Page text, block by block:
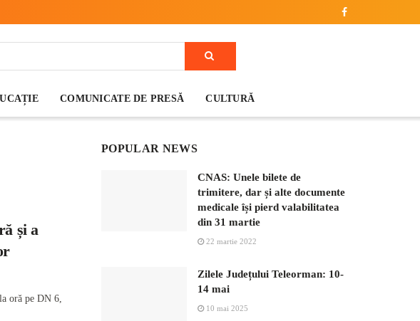
COMUNICATE DE PRESĂ CULTURĂ
și a
oră pe DN 6,
POPULAR NEWS
CNAS: Unele bilete de
trimitere, dar și alte documente
medicale își pierd valabilitatea
din 31 martie
22 martie 2022
Zilele Județului Teleorman: 10-
14 mai
10 mai 2025